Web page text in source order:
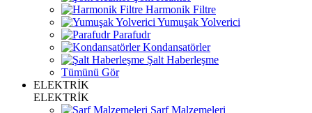
Harmonik Filtre
Yumuşak Yolverici
Parafudr
Kondansatörler
Şalt Haberleşme
Tümünü Gör
ELEKTRİK
ELEKTRİK
Sarf Malzemeleri